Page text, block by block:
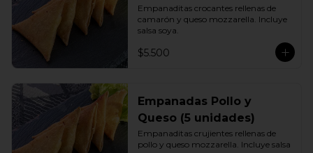
Empanaditas crocantes rellenas de
camarón y queso mozzarella. Incluye
salsa soya.
$5.500
Empanadas Pollo y
Queso (5 unidades)
Empanaditas crujientes rellenas de
pollo y queso mozzarella. Incluye salsa